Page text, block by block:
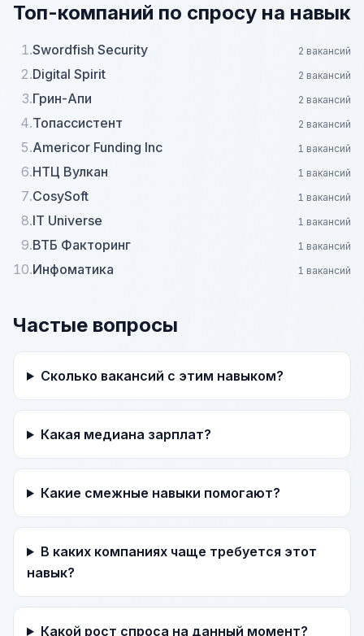
Топ-компаний по спросу на навык
1.Swordfish Security 2 вакансий
2.Digital Spirit 2 вакансий
3.Грин-Апи 2 вакансий
4.Топассистент 2 вакансий
5.Americor Funding Inc 1 вакансий
6.НТЦ Вулкан 1 вакансий
7.CosySoft 1 вакансий
8.IT Universe 1 вакансий
9.ВТБ Факторинг 1 вакансий
10.Инфоматика 1 вакансий
Частые вопросы
Сколько вакансий с этим навыком?
Какая медиана зарплат?
Какие смежные навыки помогают?
В каких компаниях чаще требуется этот
навык?
Какой рост спроса на данный момент?